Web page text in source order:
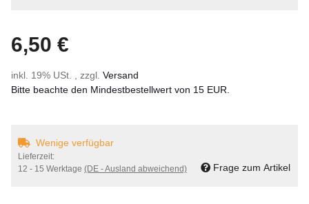
6,50 €
inkl. 19% USt. , zzgl. Versand
Bitte beachte den Mindestbestellwert von 15 EUR.
Wenige verfügbar
Lieferzeit:
12 - 15 Werktage (DE - Ausland abweichend) Frage zum Artikel